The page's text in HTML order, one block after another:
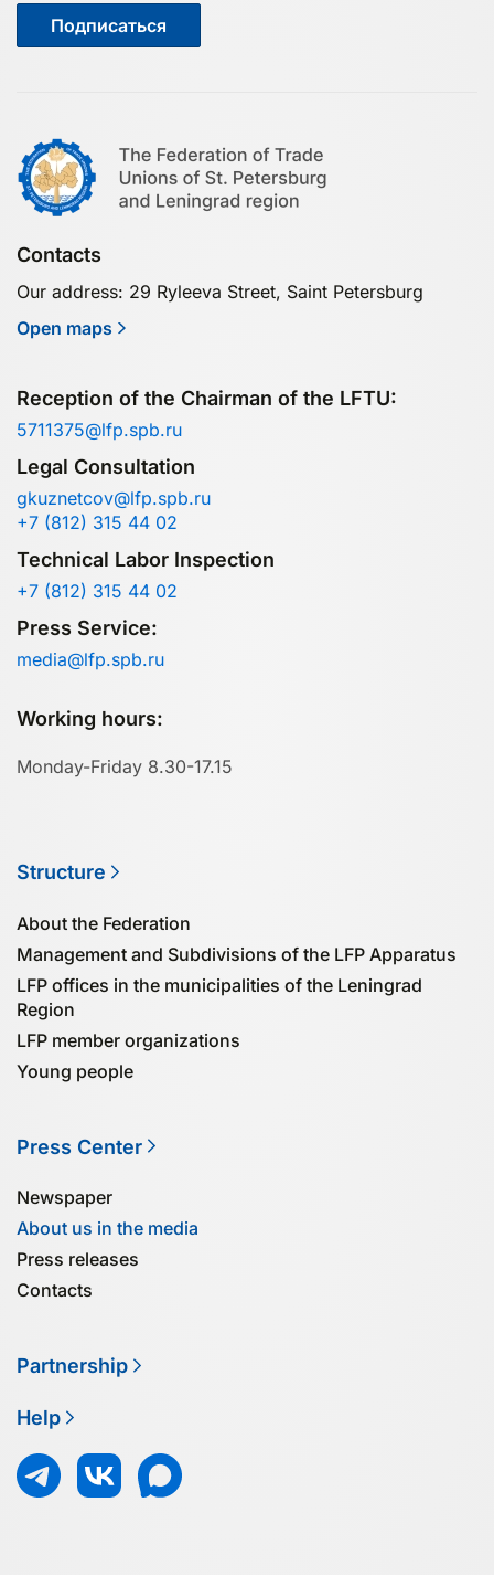
Подписаться
Contacts
Our address: 29 Ryleeva Street, Saint Petersburg
Open maps
Reception of the Chairman of the LFTU:
5711375@lfp.spb.ru
Legal Consultation
gkuznetcov@lfp.spb.ru
+7 (812) 315 44 02
Technical Labor Inspection
+7 (812) 315 44 02
Press Service:
media@lfp.spb.ru
Working hours:
Monday-Friday 8.30-17.15
Structure
About the Federation
Management and Subdivisions of the LFP Apparatus
LFP offices in the municipalities of the Leningrad
Region
LFP member organizations
Young people
Press Center
Newspaper
About us in the media
Press releases
Contacts
Partnership
Help